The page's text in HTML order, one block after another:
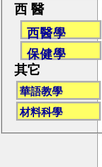
西 醫
西醫學
保健學
其它
華語教學
材料科學